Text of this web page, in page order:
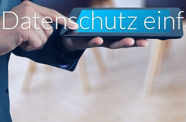
Datenschutz